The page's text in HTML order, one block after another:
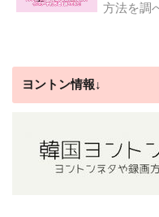
方法を調
ヨントン情報↓